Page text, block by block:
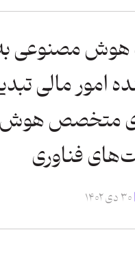
هوش مصنوعی
امور مالی
متخصص هوش
فناوری
۳۰ دی ۱۴۰۲